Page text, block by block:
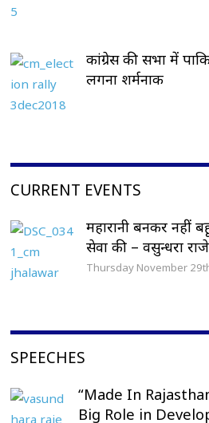
कांग्रेस की सभा में
लगना शर्मनाक
CURRENT EVENTS
महारानी बनकर नहीं
सेवा की – वसुन्धरा राजे
Thursday November
SPEECHES
“Made In
Big Role in